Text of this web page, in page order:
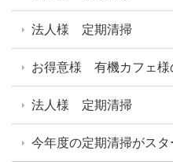
法人様 定期清掃
お得意様 有機カフェ様
法人様 定期清掃
今年度の定期清掃がス